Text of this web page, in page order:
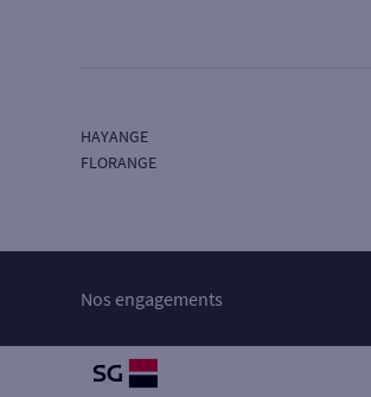
HAYANGE
FLORANGE
Nos engagements